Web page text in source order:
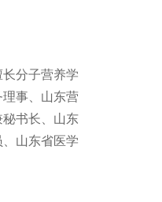
分子营养学
事、山东营
书长、山东
山东省医学